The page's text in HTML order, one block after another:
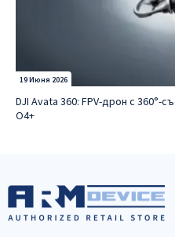
19 Июня 2026
DJI Avata 360: FPV-дрон с 360°-
O4+